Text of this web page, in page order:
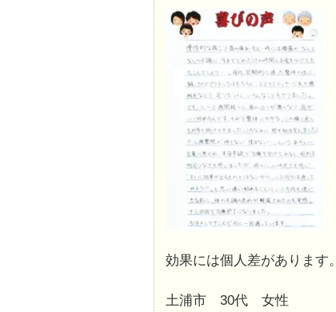
効果には個人差があります。
土浦市 30代 女性